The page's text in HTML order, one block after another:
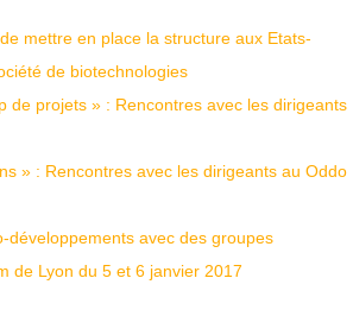
mettre en place la structure aux Etats-
de biotechnologies
de projets » : Rencontres avec les dirigeants
» : Rencontres avec les dirigeants au Oddo
développements avec des groupes
de Lyon du 5 et 6 janvier 2017